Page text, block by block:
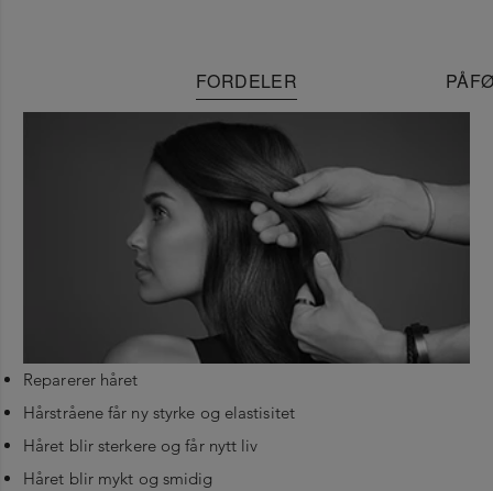
FORDELER
Reparerer håret
Hårstråene får ny styrke og elastisitet
Håret blir sterkere og får nytt liv
Håret blir mykt og smidig